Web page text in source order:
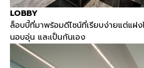
LOBBY
ล็อบบี้ที่มาพร้อมดีไซน์ที่เรียบง่ายแต่แฝ
นอบอุ่น และเป็นกันเอง